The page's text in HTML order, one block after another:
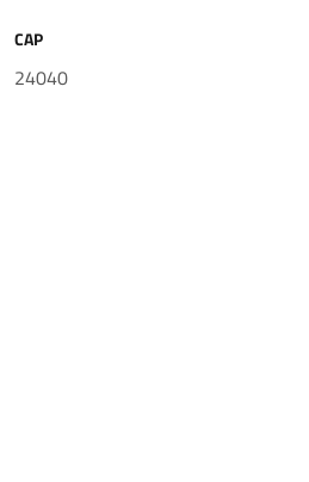
CAP
24040